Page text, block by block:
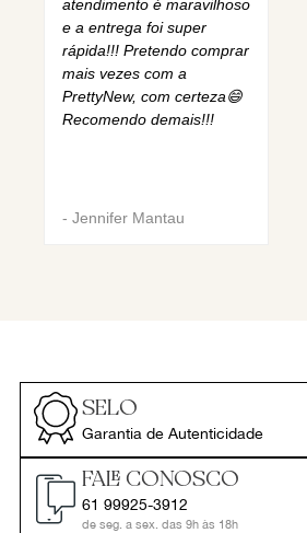
atendimento é maravilhoso
e a entrega foi super
rápida!!! Pretendo comprar
mais vezes com a
PrettyNew, com certeza😄
Recomendo demais!!!
- Jennifer Mantau
SELO
Garantia de Autenticidade
FALE CONOSCO
61 99925-3912
de seg. a sex. das 9h às 18h